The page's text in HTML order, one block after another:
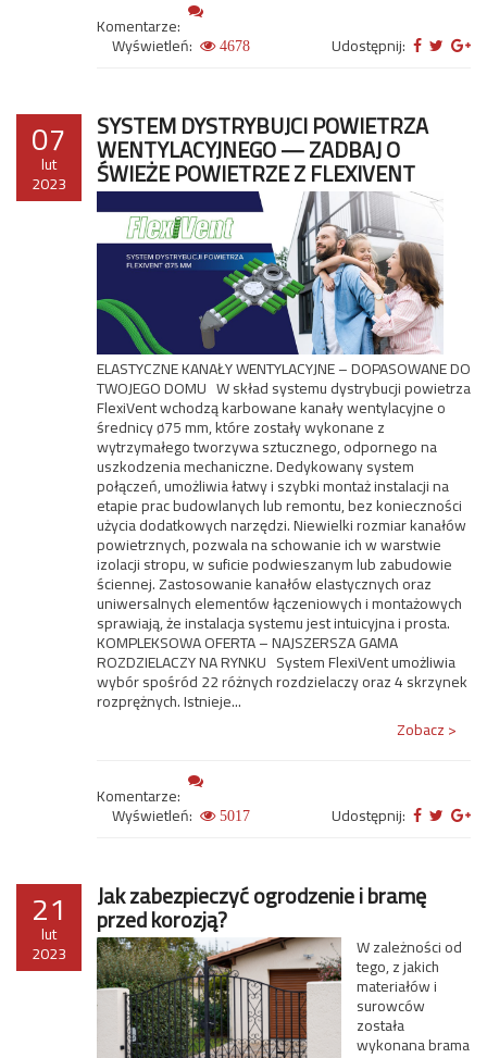
Komentarze:
Wyświetleń: 4678 Udostępnij:
07
lut
2023
SYSTEM DYSTRYBUJCI POWIETRZA
WENTYLACYJNEGO — ZADBAJ O
ŚWIEŻE POWIETRZE Z FLEXIVENT
ELASTYCZNE KANAŁY WENTYLACYJNE – DOPASOWANE DO
TWOJEGO DOMU W skład systemu dystrybucji powietrza
FlexiVent wchodzą karbowane kanały wentylacyjne o
średnicy ø75 mm, które zostały wykonane z
wytrzymałego tworzywa sztucznego, odpornego na
uszkodzenia mechaniczne. Dedykowany system
połączeń, umożliwia łatwy i szybki montaż instalacji na
etapie prac budowlanych lub remontu, bez konieczności
użycia dodatkowych narzędzi. Niewielki rozmiar kanałów
powietrznych, pozwala na schowanie ich w warstwie
izolacji stropu, w suficie podwieszanym lub zabudowie
ściennej. Zastosowanie kanałów elastycznych oraz
uniwersalnych elementów łączeniowych i montażowych
sprawiają, że instalacja systemu jest intuicyjna i prosta.
KOMPLEKSOWA OFERTA – NAJSZERSZA GAMA
ROZDZIELACZY NA RYNKU System FlexiVent umożliwia
wybór spośród 22 różnych rozdzielaczy oraz 4 skrzynek
rozprężnych. Istnieje...
Zobacz >
Komentarze:
Wyświetleń: 5017 Udostępnij:
21
lut
2023
Jak zabezpieczyć ogrodzenie i bramę
przed korozją?
W zależności od
tego, z jakich
materiałów i
surowców
została
wykonana brama